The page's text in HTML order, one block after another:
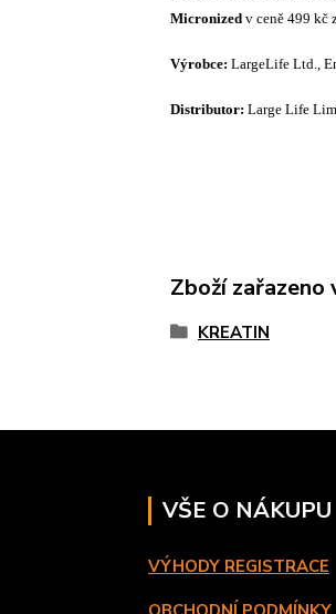
Micronizedv ceně 499 kč
Výrobce: LargeLife Ltd.,
Distributor: Large Life
Zboží zařazeno
KREATIN
VŠE O NÁKUPU
VÝHODY REGISTRACE